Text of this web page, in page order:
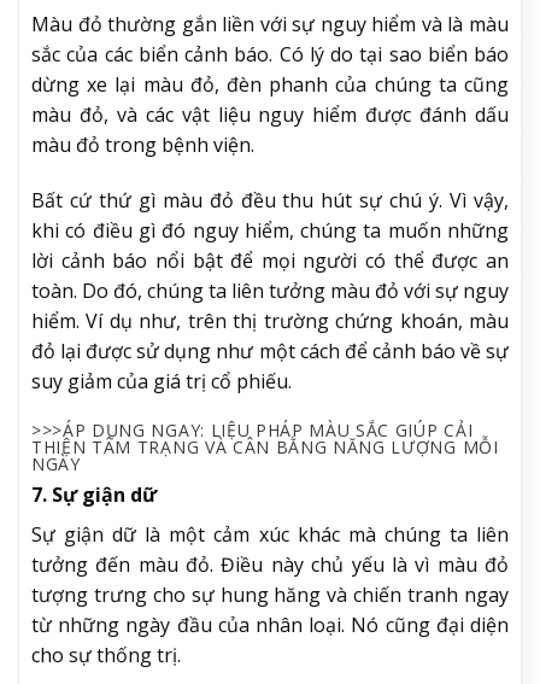
Màu đỏ thường gắn liền với sự nguy hiểm và là màu
sắc của các biển cảnh báo. Có lý do tại sao biển báo
dừng xe lại màu đỏ, đèn phanh của chúng ta cũng
màu đỏ, và các vật liệu nguy hiểm được đánh dấu
màu đỏ trong bệnh viện.
Bất cứ thứ gì màu đỏ đều thu hút sự chú ý. Vì vậy,
khi có điều gì đó nguy hiểm, chúng ta muốn những
lời cảnh báo nổi bật để mọi người có thể được an
toàn. Do đó, chúng ta liên tưởng màu đỏ với sự nguy
hiểm. Ví dụ như, trên thị trường chứng khoán, màu
đỏ lại được sử dụng như một cách để cảnh báo về sự
suy giảm của giá trị cổ phiếu.
>>>ÁP DỤNG NGAY: LIỆU PHÁP MÀU SẮC GIÚP CẢI
THIỆN TÂM TRẠNG VÀ CÂN BẰNG NĂNG LƯỢNG MỖI
NGÀY
7. Sự giận dữ
Sự giận dữ là một cảm xúc khác mà chúng ta liên
tưởng đến màu đỏ. Điều này chủ yếu là vì màu đỏ
tượng trưng cho sự hung hăng và chiến tranh ngay
từ những ngày đầu của nhân loại. Nó cũng đại diện
cho sự thống trị.